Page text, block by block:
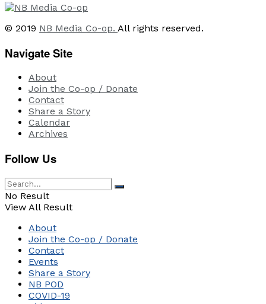
© 2019 NB Media Co-op. All rights reserved.
Navigate Site
About
Join the Co-op / Donate
Contact
Share a Story
Calendar
Archives
Follow Us
No Result
View All Result
About
Join the Co-op / Donate
Contact
Events
Share a Story
NB POD
COVID-19